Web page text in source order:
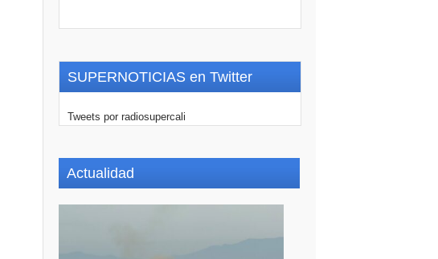
SUPERNOTICIAS en Twitter
Tweets por radiosupercali
Actualidad